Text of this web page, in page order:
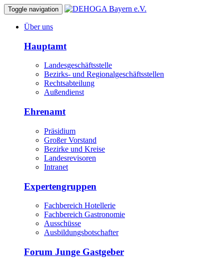
Toggle navigation
Über uns
Hauptamt
Landesgeschäftsstelle
Bezirks- und Regionalgeschäftsstellen
Rechtsabteilung
Außendienst
Ehrenamt
Präsidium
Großer Vorstand
Bezirke und Kreise
Landesrevisoren
Intranet
Expertengruppen
Fachbereich Hotellerie
Fachbereich Gastronomie
Ausschüsse
Ausbildungsbotschafter
Forum Junge Gastgeber